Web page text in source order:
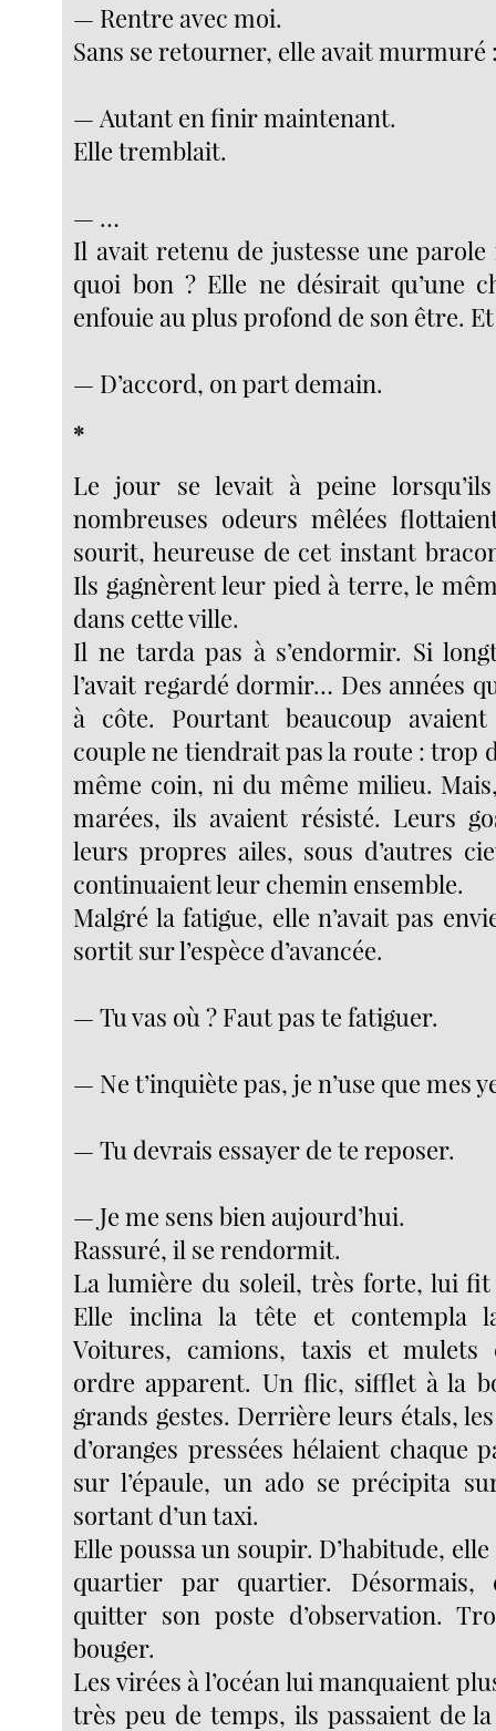
— Rentre avec moi.
Sans se retourner, elle avait murmuré
— Autant en finir maintenant.
Elle tremblait.
— …
Il avait retenu de justesse une
quoi bon ? Elle ne désirait qu’une
enfouie au plus profond de son être.
— D’accord, on part demain.
*
Le jour se levait à peine
nombreuses odeurs mêlées
sourit, heureuse de cet instant
Ils gagnèrent leur pied à terre, le
dans cette ville.
Il ne tarda pas à s’endormir. Si
l’avait regardé dormir… Des années
à côte. Pourtant beaucoup
couple ne tiendrait pas la route : trop
même coin, ni du même milieu.
marées, ils avaient résisté. Leurs
leurs propres ailes, sous d’autres
continuaient leur chemin ensemble.
Malgré la fatigue, elle n’avait pas
sortit sur l’espèce d’avancée.
— Tu vas où ? Faut pas te fatiguer.
— Ne t’inquiète pas, je n’use que mes
— Tu devrais essayer de te reposer.
— Je me sens bien aujourd’hui.
Rassuré, il se rendormit.
La lumière du soleil, très forte, lui fit
Elle inclina la tête et contempla
Voitures, camions, taxis et mulets
ordre apparent. Un flic, sifflet à la
grands gestes. Derrière leurs étals,
d’oranges pressées hélaient chaque
sur l’épaule, un ado se précipita
sortant d’un taxi.
Elle poussa un soupir. D’habitude,
quartier par quartier. Désormais,
quitter son poste d’observation.
bouger.
Les virées à l’océan lui manquaient
très peu de temps, ils passaient de